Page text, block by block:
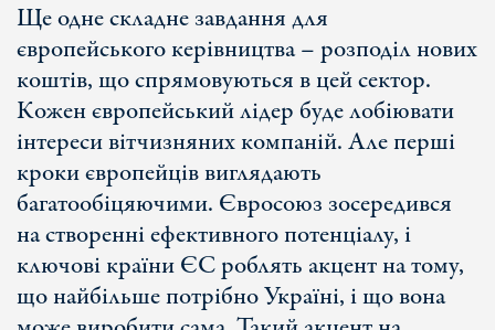
Ще одне складне завдання для
європейського керівництва – розподіл нових
коштів, що спрямовуються в цей сектор.
Кожен європейський лідер буде лобіювати
інтереси вітчизняних компаній. Але перші
кроки європейців виглядають
багатообіцяючими. Євросоюз зосередився
на створенні ефективного потенціалу, і
ключові країни ЄС роблять акцент на тому,
що найбільше потрібно Україні, і що вона